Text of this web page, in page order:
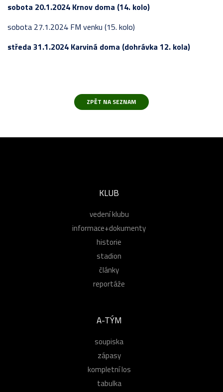
sobota 20.1.2024 Krnov doma (14. kolo)
sobota 27.1.2024 FM venku (15. kolo)
středa 31.1.2024 Karviná doma (dohrávka 12. kola)
KLUB
vedení klubu
informace+dokumenty
historie
stadion
články
reportáže
A-TÝM
soupiska
zápasy
kompletní los
tabulka